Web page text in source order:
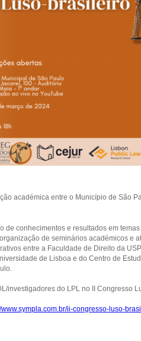
académica entre o Município de São
de conhecimentos e resultados em
de seminários académicos e
entre a Faculdade de Direito da
de Lisboa e do Centro de
investigadores do LPL no II Congresso
www.sympla.com.br/ii-congresso-luso-